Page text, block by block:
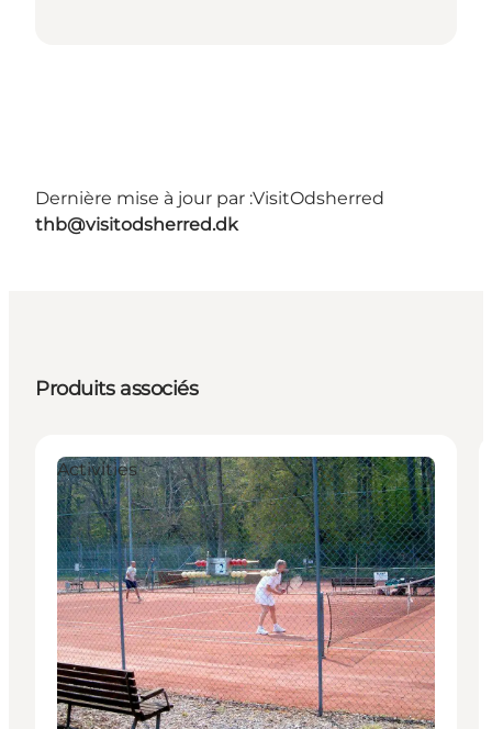
Dernière mise à jour par :VisitOdsherred
thb@visitodsherred.dk
Produits associés
Activities